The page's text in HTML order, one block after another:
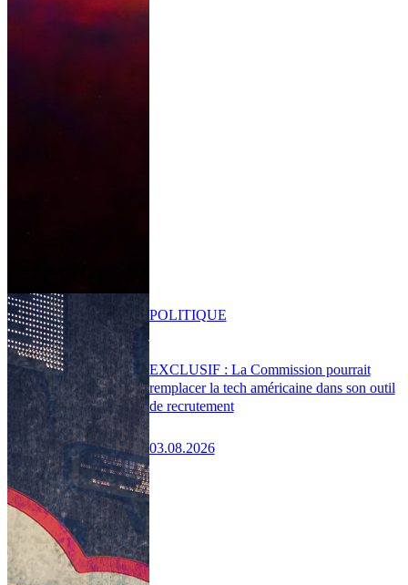
EXCLUSIF : La Commission pourrait
remplacer la tech américaine dans son outil
de recrutement
03.08.2026
POLITIQUE